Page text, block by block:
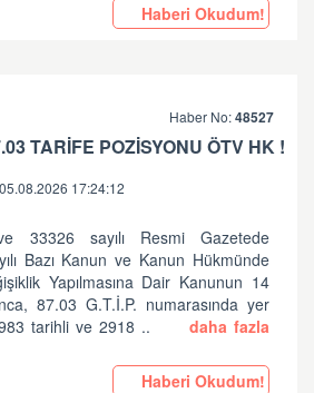
Haberi Okudum!
Haber No:48527
TARİFE POZİSYONU ÖTV HK !
05.08.2026 17:24:12
33326 sayılı Resmi Gazetede
Bazı Kanun ve Kanun Hükmünde
Yapılmasına Dair Kanunun 14
87.03 G.T.İ.P. numarasında yer
tarihli ve 2918 ..
daha fazla
Haberi Okudum!